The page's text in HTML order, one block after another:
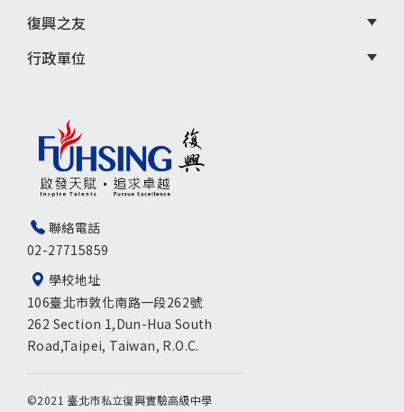
聯絡電話
02-27715859
學校地址
106臺北市敦化南路一段262號
262 Section 1,Dun-Hua South
Road,Taipei, Taiwan, R.O.C.
©2021 臺北市私立復興實驗高級中學
復興之友
行政單位